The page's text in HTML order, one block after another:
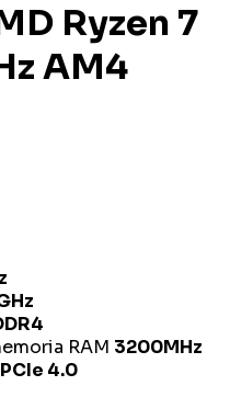
Ryzen 7
AM4
RAM 3200MHz
PCIe 4.0